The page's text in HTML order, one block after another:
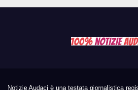
Notizie Audaci è una testata giornalistica